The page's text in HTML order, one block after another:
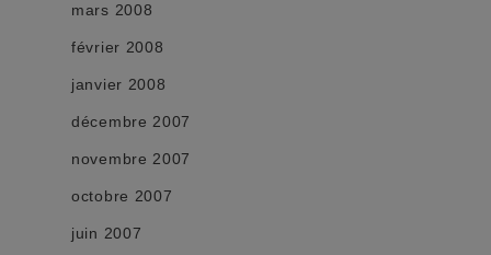
mars 2008
février 2008
janvier 2008
décembre 2007
novembre 2007
octobre 2007
juin 2007